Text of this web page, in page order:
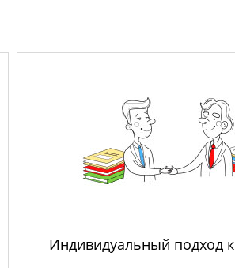
Индивидуальный подход